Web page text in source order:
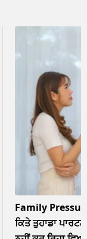
Family
ਕਿਤੇ ਤੁਹਾਡਾ